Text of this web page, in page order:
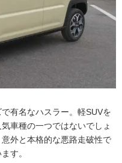
有名なハスラー。軽SUVを
車種の一つではないでしょ
外と本格的な悪路走破性で
す。